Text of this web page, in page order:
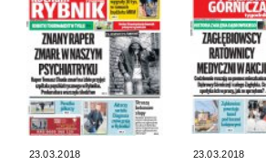
23.03.2018 23.03.2018